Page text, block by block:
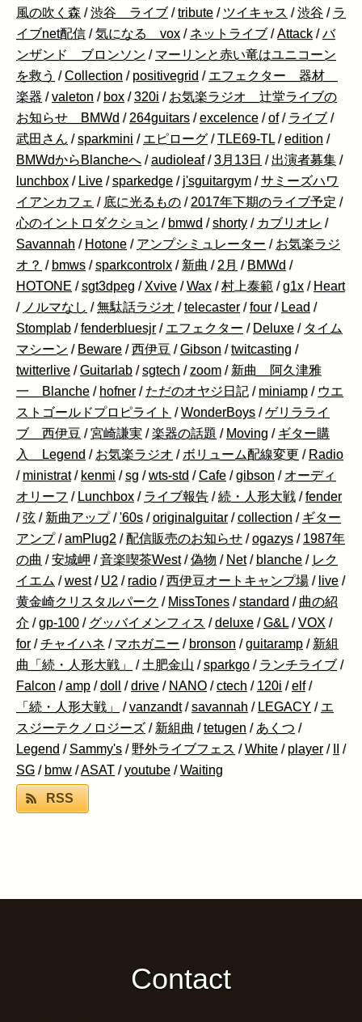
風の吹く森 /渋谷 ライブ /tribute / ツイキャス /渋谷 / ラ
イブnet配信 /気になる vox / ネットライブ /Attack /バ
ンザンド ブロンソン / マーリンと赤い竜はユニコーン
を救う /Collection / positivegrid / エフェクター 器材
楽器 /valeton / box /320i / お気楽ラジオ 辻堂ライブの
お知らせ BMWd / 264guitars /excelence /of / ライブ /
武田さん /sparkmini / エピローグ /TLE69-TL /edition /
BMWdからBlancheへ /audioleaf /3月13日 / 出演者募集 /
lunchbox / Live /sparkedge / j'sguitargym /サミーズハワ
イアンカフェ / 底に光るもの / 2017年下期のライブ予定 /
心のイントロダクション / bmwd /shorty / カブリオレ /
Savannah / Hotone / アンプシミュレーター / お気楽ラジ
オ？ / bmws /sparkcontrolx / 新曲 / 2月 / BMWd /
HOTONE /sgt3dpeg / Xvive /Wax /村上泰範 /g1x / Heart
/ ノルマなし /無駄話ラジオ /telecaster /four / Lead /
Stomplab /fenderbluesjr / エフェクター / Deluxe / タイム
マシーン / Beware /西伊豆 /Gibson /twitcasting /
twitterlive /Guitarlab /sgtech /zoom / 新曲 阿久津雅
一 Blanche / hofner / ただのオヤジ日記 / miniamp / ウエ
ストゴールドプロピライト /WonderBoys /ゲリラライ
ブ 西伊豆 /宮崎謙実 /楽器の話題 / Moving / ギター購
入 Legend / お気楽ラジオ / ボリューム配線変更 / Radio
/ ministrat / kenmi /sg /wts-std /Cafe /gibson / オーディ
オリーフ / Lunchbox / ライブ報告 /続・人形大戦 /fender
/弦 / 新曲アップ /'60s /originalguitar /collection / ギター
アンプ /amPlug2 /配信販売のお知らせ /ogazys / 1987年
の曲 /安城岬 /音楽喫茶West /偽物 / Net / blanche / レク
イエム /west / U2 / radio /西伊豆オートキャンプ場 / live /
黄金崎クリスタルパーク / MissTones /standard / 曲の紹
介 /gp-100 / グッバイメンフィス /deluxe /G&L /VOX /
for /チャイハネ / マホガニー / bronson /guitaramp / 新組
曲「続・人形大戦」
/ 土肥金山 /sparkgo / ランチライブ /
Falcon /amp /doll /drive / NANO /ctech / 120i /elf /
「続・人形大戦」
/vanzandt /savannah / LEGACY / エ
スジーテクノロジーズ / 新組曲 /tetugen / あくつ /
Legend /Sammy's / 野外ライブフェス /White / player /
/
SG / bmw /ASAT /youtube /Waiting
RSS
Contact